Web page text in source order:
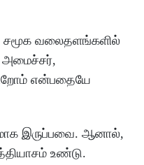
சமூக வலைதளங்களில்
அமைச்சர்,
என்பதையே
இருப்பவை. ஆனால்,
உண்டு.